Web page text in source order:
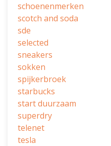
schoenenmerken
scotch and soda
sde
selected
sneakers
sokken
spijkerbroek
starbucks
start duurzaam
superdry
telenet
tesla